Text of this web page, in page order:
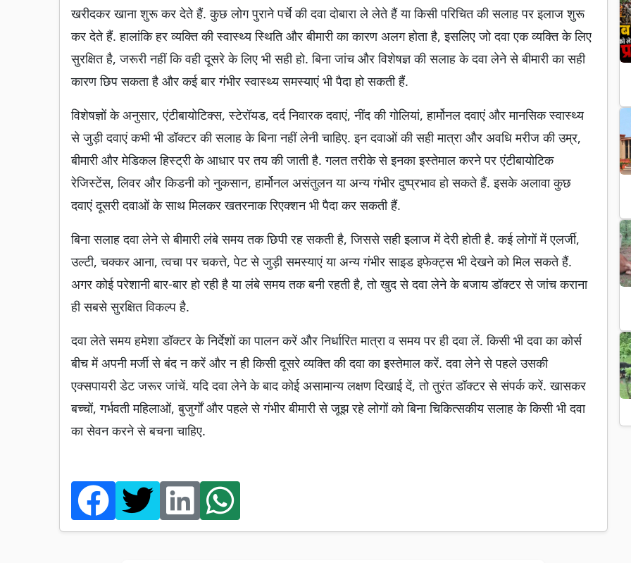
खरीदकर खाना शुरू कर देते हैं. कुछ लोग पुराने पर्चे की दवा दोबारा ले लेते हैं या किसी परिचित की सलाह पर इलाज शुरू
कर देते हैं. हालांकि हर व्यक्ति की स्वास्थ्य स्थिति और बीमारी का कारण अलग होता है, इसलिए जो दवा एक व्यक्ति के लिए
सुरक्षित है, जरूरी नहीं कि वही दूसरे के लिए भी सही हो. बिना जांच और विशेषज्ञ की सलाह के दवा लेने से बीमारी का सही
कारण छिप सकता है और कई बार गंभीर स्वास्थ्य समस्याएं भी पैदा हो सकती हैं.
विशेषज्ञों के अनुसार, एंटीबायोटिक्स, स्टेरॉयड, दर्द निवारक दवाएं, नींद की गोलियां, हार्मोनल दवाएं और मानसिक स्वास्थ्य
से जुड़ी दवाएं कभी भी डॉक्टर की सलाह के बिना नहीं लेनी चाहिए. इन दवाओं की सही मात्रा और अवधि मरीज की उम्र,
बीमारी और मेडिकल हिस्ट्री के आधार पर तय की जाती है. गलत तरीके से इनका इस्तेमाल करने पर एंटीबायोटिक
रेजिस्टेंस, लिवर और किडनी को नुकसान, हार्मोनल असंतुलन या अन्य गंभीर दुष्प्रभाव हो सकते हैं. इसके अलावा कुछ
दवाएं दूसरी दवाओं के साथ मिलकर खतरनाक रिएक्शन भी पैदा कर सकती हैं.
बिना सलाह दवा लेने से बीमारी लंबे समय तक छिपी रह सकती है, जिससे सही इलाज में देरी होती है. कई लोगों में एलर्जी,
उल्टी, चक्कर आना, त्वचा पर चकत्ते, पेट से जुड़ी समस्याएं या अन्य गंभीर साइड इफेक्ट्स भी देखने को मिल सकते हैं.
अगर कोई परेशानी बार-बार हो रही है या लंबे समय तक बनी रहती है, तो खुद से दवा लेने के बजाय डॉक्टर से जांच कराना
ही सबसे सुरक्षित विकल्प है.
दवा लेते समय हमेशा डॉक्टर के निर्देशों का पालन करें और निर्धारित मात्रा व समय पर ही दवा लें. किसी भी दवा का कोर्स
बीच में अपनी मर्जी से बंद न करें और न ही किसी दूसरे व्यक्ति की दवा का इस्तेमाल करें. दवा लेने से पहले उसकी
एक्सपायरी डेट जरूर जांचें. यदि दवा लेने के बाद कोई असामान्य लक्षण दिखाई दें, तो तुरंत डॉक्टर से संपर्क करें. खासकर
बच्चों, गर्भवती महिलाओं, बुजुर्गों और पहले से गंभीर बीमारी से जूझ रहे लोगों को बिना चिकित्सकीय सलाह के किसी भी दवा
का सेवन करने से बचना चाहिए.